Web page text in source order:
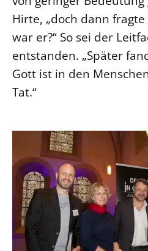
Hirte, „doch dann
war er?“ So sei der
entstanden. „Später
Gott ist in den
Tat.“